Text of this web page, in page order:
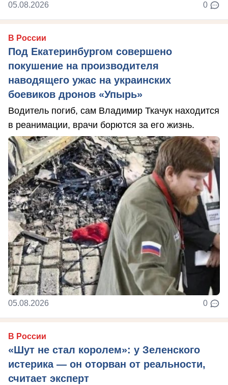
05.08.2026 0
В России
Под Екатеринбургом совершено
покушение на производителя
наводящего ужас на украинских
боевиков дронов «Упырь»
Водитель погиб, сам Владимир Ткачук находится
в реанимации, врачи борются за его жизнь.
05.08.2026 0
В России
«Шут не стал королем»: у Зеленского
истерика — он оторван от реальности,
считает эксперт